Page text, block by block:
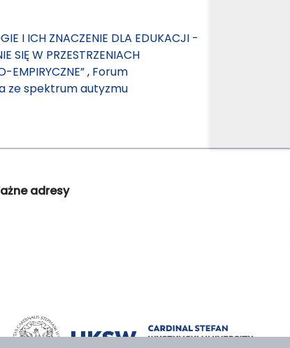
I ICH ZNACZENIE DLA EDUKACJI -
SIĘ W PRZESTRZENIACH
EMPIRYCZNE”, Forum
ze spektrum autyzmu
adresy